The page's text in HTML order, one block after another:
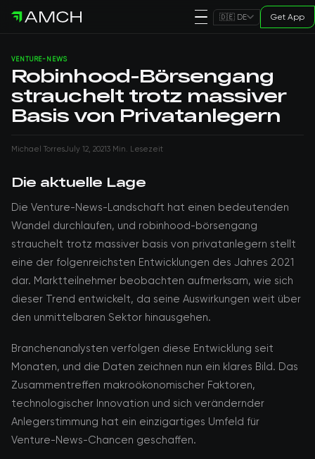
🇩🇪 DE Get App
VENTURE-NEWS
Robinhood-Börsengang
strauchelt trotz massiver
Basis von Privatanlegern
Michael TorresJuly 12, 20213 Min. Lesezeit
Die aktuelle Lage
Die Venture-News-Landschaft hat einen bedeutenden
Wandel durchlaufen, und robinhood-börsengang
strauchelt trotz massiver basis von privatanlegern stellt
eine der folgenreichsten Entwicklungen des Jahres 2021
dar. Marktteilnehmer beobachten aufmerksam, wie sich
dieser Trend entwickelt, da seine Auswirkungen weit über
den unmittelbaren Sektor hinausgehen.
Branchenanalysten verfolgen diese Entwicklung seit
Monaten, und die Daten zeichnen nun ein klares Bild. Das
Zusammentreffen makroökonomischer Faktoren,
technologischer Innovation und sich verändernder
Anlegerstimmung hat ein einzigartiges Umfeld für
Venture-News-Chancen geschaffen.